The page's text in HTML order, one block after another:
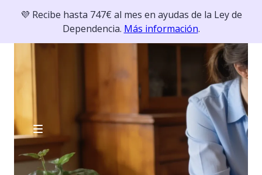
💜 Recibe hasta 747€ al mes en ayudas de la Ley de
Dependencia. Más información.